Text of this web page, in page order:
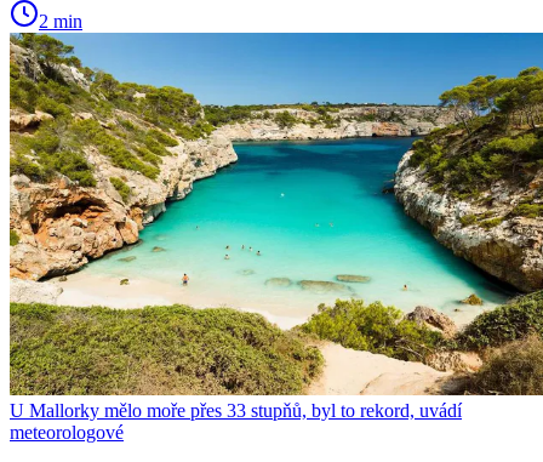
2 min
U Mallorky mělo moře přes 33 stupňů, byl to rekord, uvádí
meteorologové